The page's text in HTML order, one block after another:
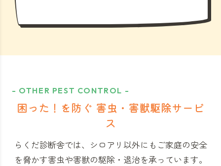
- OTHER PEST CONTROL -
困った！を防ぐ 害虫・害獣駆除サービ
ス
らくだ診断舎では、シロアリ以外にもご家庭の安全
を脅かす害虫や害獣の駆除・退治を承っています。